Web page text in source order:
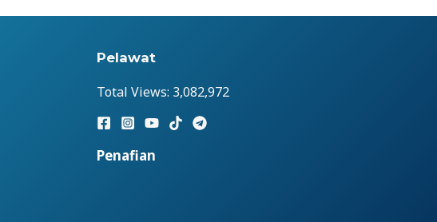
Pelawat
Total Views: 3,082,972
Penafian